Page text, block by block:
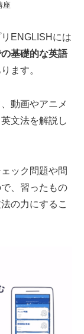
座
ENGLISHには
基礎的な英語
ます。
動画やアニメ
文法を解説し
ック問題や問
、習ったもの
の力にするこ